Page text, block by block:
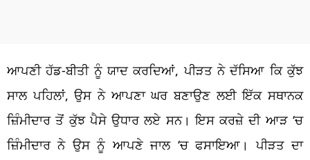
ਆਪਣੀ ਹੱਡ-ਬੀਤੀ ਨੂੰ ਯਾਦ ਕਰਦਿਆਂ, ਪੀੜਤ ਨੇ ਦੱਸਿਆ ਕਿ ਕੁੱਝ
ਸਾਲ ਪਹਿਲਾਂ, ਉਸ ਨੇ ਆਪਣਾ ਘਰ ਬਣਾਉਣ ਲਈ ਇੱਕ ਸਥਾਨਕ
ਜ਼ਿੰਮੀਦਾਰ ਤੋਂ ਕੁੱਝ ਪੈਸੇ ਉਧਾਰ ਲਏ ਸਨ। ਇਸ ਕਰਜ਼ੇ ਦੀ ਆੜ ‘ਚ
ਜ਼ਿੰਮੀਦਾਰ ਨੇ ਉਸ ਨੂੰ ਆਪਣੇ ਜਾਲ ‘ਚ ਫਸਾਇਆ। ਪੀੜਤ ਦਾ